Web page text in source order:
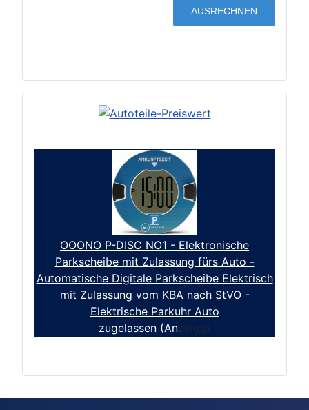
OOONO P-DISC NO1 - Elektronische
Parkscheibe mit Zulassung fürs Auto -
Automatische Digitale Parkscheibe Elektrisch
mit Zulassung vom KBA nach StVO -
Elektrische Parkuhr Auto
zugelassen (Anzeige)